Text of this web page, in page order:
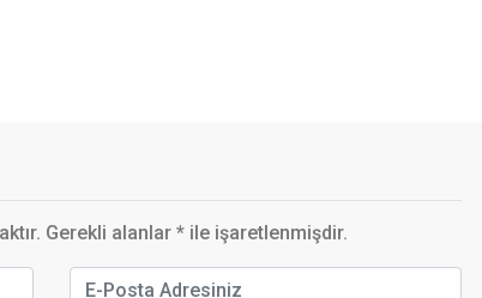
Gerekli alanlar * ile işaretlenmişdir.